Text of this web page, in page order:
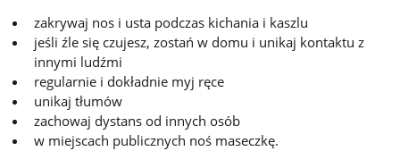
zakrywaj nos i usta podczas kichania i kaszlu
jeśli źle się czujesz, zostań w domu i unikaj kontaktu z
innymi ludźmi
regularnie i dokładnie myj ręce
unikaj tłumów
zachowaj dystans od innych osób
w miejscach publicznych noś maseczkę.